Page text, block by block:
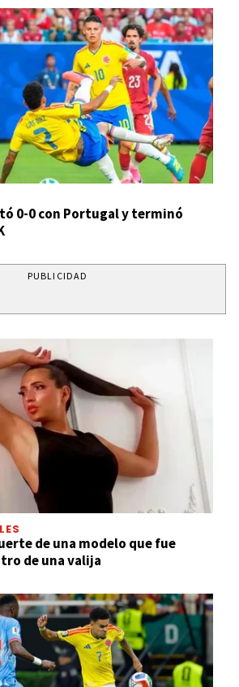
0-0 con Portugal y terminó
PUBLICIDAD
de una modelo que fue
de una valija